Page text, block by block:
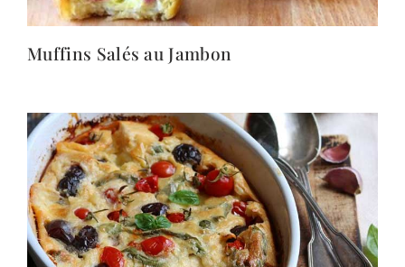
Muffins Salés au Jambon